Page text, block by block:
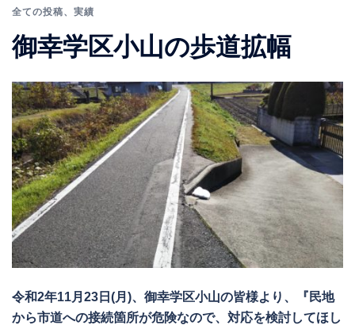
全ての投稿、 実績
御幸学区小山の歩道拡幅
令和2年11月23日(月)、御幸学区小山の皆様より、『民地
から市道への接続箇所が危険なので、対応を検討してほし